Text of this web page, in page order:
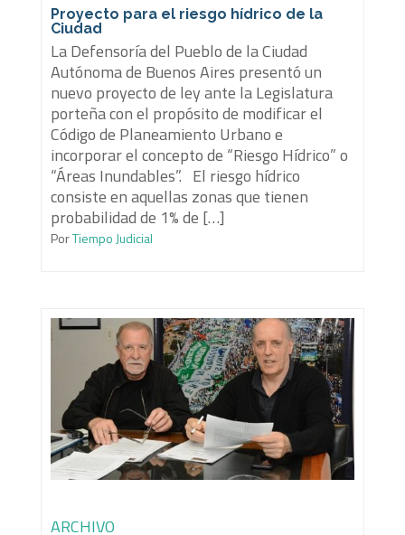
Proyecto para el riesgo hídrico de la
Ciudad
La Defensoría del Pueblo de la Ciudad
Autónoma de Buenos Aires presentó un
nuevo proyecto de ley ante la Legislatura
porteña con el propósito de modificar el
Código de Planeamiento Urbano e
incorporar el concepto de “Riesgo Hídrico” o
“Áreas Inundables”. El riesgo hídrico
consiste en aquellas zonas que tienen
probabilidad de 1% de […]
PorTiempo Judicial
ARCHIVO